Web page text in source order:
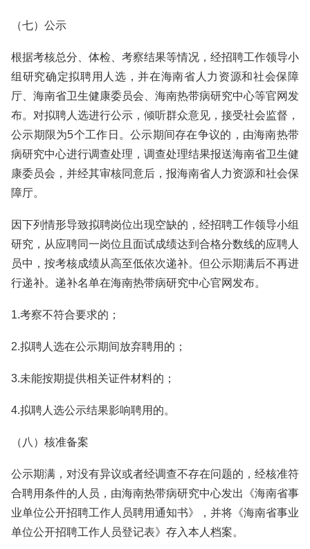
（七）公示
根据考核总分、体检、考察结果等情况，经招聘工作领导小
组研究确定拟聘用人选，并在海南省人力资源和社会保障
厅、海南省卫生健康委员会、海南热带病研究中心等官网发
布。对拟聘人选进行公示，倾听群众意见，接受社会监督，
公示期限为5个工作日。公示期间存在争议的，由海南热带
病研究中心进行调查处理，调查处理结果报送海南省卫生健
康委员会，并经其审核同意后，报海南省人力资源和社会保
障厅。
因下列情形导致拟聘岗位出现空缺的，经招聘工作领导小组
研究，从应聘同一岗位且面试成绩达到合格分数线的应聘人
员中，按考核成绩从高至低依次递补。但公示期满后不再进
行递补。递补名单在海南热带病研究中心官网发布。
1.考察不符合要求的；
2.拟聘人选在公示期间放弃聘用的；
3.未能按期提供相关证件材料的；
4.拟聘人选公示结果影响聘用的。
（八）核准备案
公示期满，对没有异议或者经调查不存在问题的，经核准符
合聘用条件的人员，由海南热带病研究中心发出《海南省事
业单位公开招聘工作人员聘用通知书》，并将《海南省事业
单位公开招聘工作人员登记表》存入本人档案。